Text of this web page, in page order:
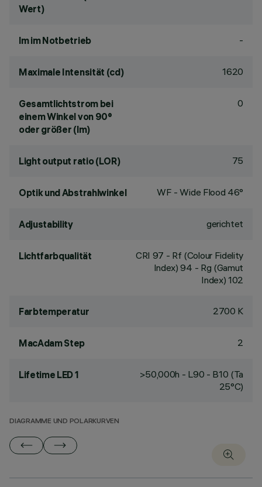
Wert)
lm im Notbetrieb -
Maximale Intensität (cd) 1620
Gesamtlichtstrom bei
einem Winkel von 90°
oder größer (lm)
0
Light output ratio (LOR) 75
Optik und Abstrahlwinkel WF - Wide Flood 46°
Adjustability gerichtet
Lichtfarbqualität CRI 97 - Rf (Colour Fidelity
Index) 94 - Rg (Gamut
Index) 102
Farbtemperatur 2700 K
MacAdam Step 2
Lifetime LED 1
>50,000h - L90 - B10 (Ta
25°C)
DIAGRAMME UND POLARKURVEN